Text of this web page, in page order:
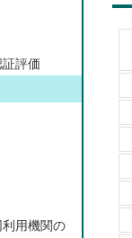
評価
用機関の